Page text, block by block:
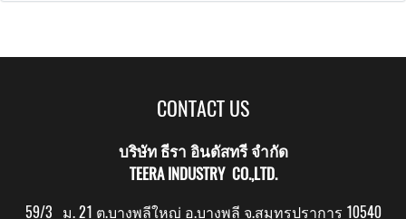
CONTACT US
บริษัท ธีรา อินดัสทรี จำกัด
TEERA INDUSTRY CO.,LTD.
59/3 ม. 21 ต.บางพลีใหญ่ อ.บางพลี จ.สมุทรปราการ 10540